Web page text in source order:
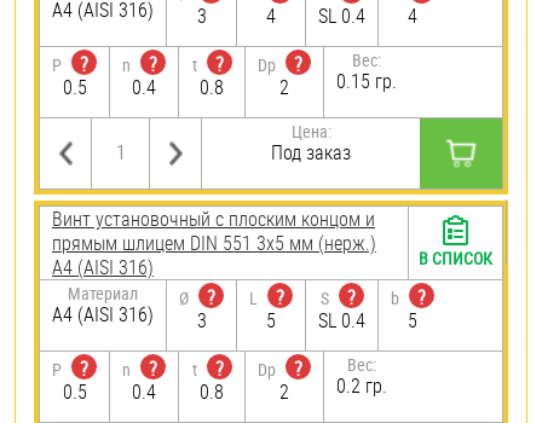
A4 (AISI 316)
3
4
SL 0.4
4
P
?
0.5
n
?
0.4
t
?
0.8
Dp
?
2
Вес:
0.15 гр.
Цена:
Под заказ
Винт установочный с плоским концом и
прямым шлицем DIN 551 3х5 мм (нерж.)
A4 (AISI 316)
Материал
A4 (AISI 316)
Ø
?
3
L
?
5
S
?
SL 0.4
b
?
5
P
?
0.5
n
?
0.4
t
?
0.8
Dp
?
2
Вес:
0.2 гр.
В СПИСОК